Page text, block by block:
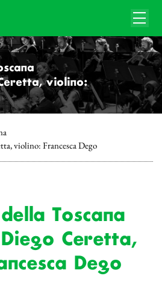
violino:
violino: Francesca Dego
Toscana
Ceretta,
Dego